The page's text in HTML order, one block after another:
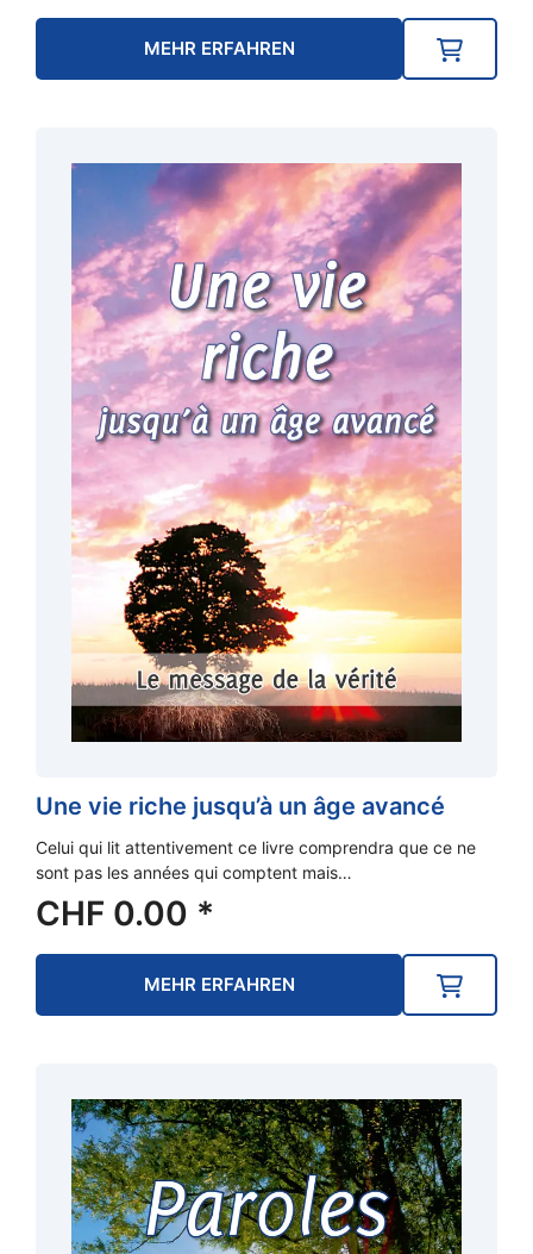
MEHR ERFAHREN
Une vie riche jusqu’à un âge avancé
Celui qui lit attentivement ce livre comprendra que ce ne
sont pas les années qui comptent mais…
CHF 0.00 *
MEHR ERFAHREN